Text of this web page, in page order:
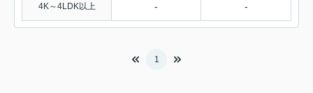
4K～4LDK以上 - -
1